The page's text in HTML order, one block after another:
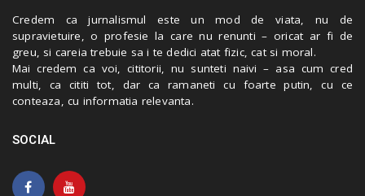
Credem ca jurnalismul este un mod de viata, nu de
supravietuire, o profesie la care nu renunti – oricat ar fi de
greu, si careia trebuie sa i te dedici atat fizic, cat si moral.
Mai credem ca voi, cititorii, nu sunteti naivi – asa cum cred
multi, ca cititi tot, dar ca ramaneti cu foarte putin, cu ce
conteaza, cu informatia relevanta.
SOCIAL